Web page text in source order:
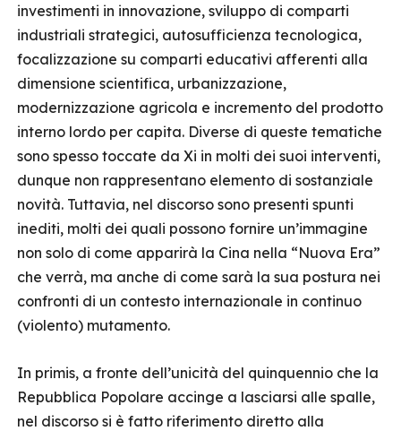
investimenti in innovazione, sviluppo di comparti
industriali strategici, autosufficienza tecnologica,
focalizzazione su comparti educativi afferenti alla
dimensione scientifica, urbanizzazione,
modernizzazione agricola e incremento del prodotto
interno lordo per capita. Diverse di queste tematiche
sono spesso toccate da Xi in molti dei suoi interventi,
dunque non rappresentano elemento di sostanziale
novità. Tuttavia, nel discorso sono presenti spunti
inediti, molti dei quali possono fornire un’immagine
non solo di come apparirà la Cina nella “Nuova Era”
che verrà, ma anche di come sarà la sua postura nei
confronti di un contesto internazionale in continuo
(violento) mutamento.
In primis, a fronte dell’unicità del quinquennio che la
Repubblica Popolare accinge a lasciarsi alle spalle,
nel discorso si è fatto riferimento diretto alla